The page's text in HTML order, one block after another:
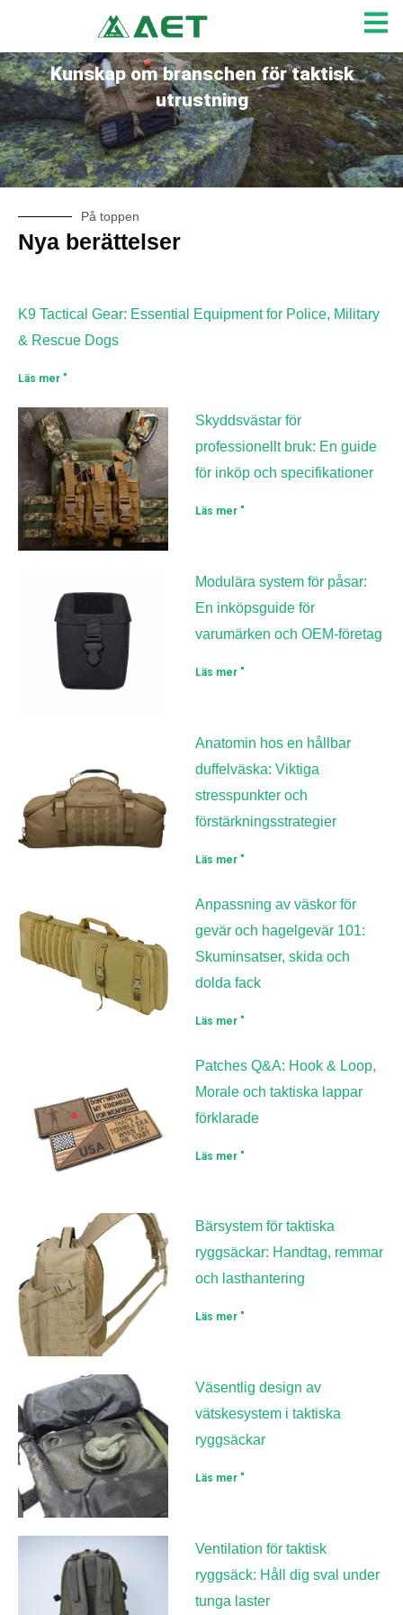
innehåll
Kunskap om branschen för taktisk
utrustning
På toppen
Nya berättelser
K9 Tactical Gear: Essential Equipment for Police, Military
& Rescue Dogs
Läs mer "
Skyddsvästar för
professionellt bruk: En guide
för inköp och specifikationer
Läs mer "
Modulära system för påsar:
En inköpsguide för
varumärken och OEM-företag
Läs mer "
Anatomin hos en hållbar
duffelväska: Viktiga
stresspunkter och
förstärkningsstrategier
Läs mer "
Anpassning av väskor för
gevär och hagelgevär 101:
Skuminsatser, skida och
dolda fack
Läs mer "
Patches Q&A: Hook & Loop,
Morale och taktiska lappar
förklarade
Läs mer "
Bärsystem för taktiska
ryggsäckar: Handtag, remmar
och lasthantering
Läs mer "
Väsentlig design av
vätskesystem i taktiska
ryggsäckar
Läs mer "
Ventilation för taktisk
ryggsäck: Håll dig sval under
tunga laster